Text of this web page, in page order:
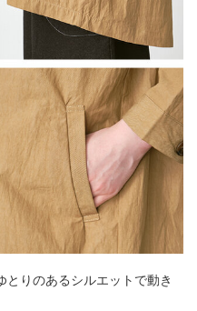
りのあるシルエットで動き